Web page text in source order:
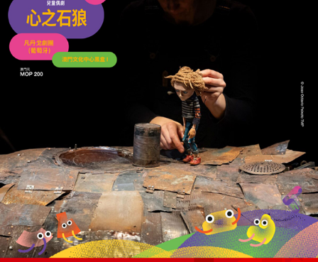
評論
力報會員可享用評論功能
註冊 / 登錄
收藏 分享
上一篇 : 未來相關技術只能由醫院提供